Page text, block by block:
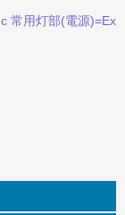
常用灯部(電源)=Ex